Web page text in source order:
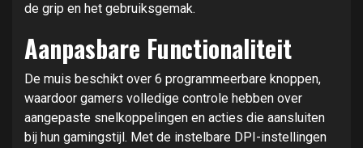
de grip en het gebruiksgemak.
Aanpasbare Functionaliteit
De muis beschikt over 6 programmeerbare knoppen,
waardoor gamers volledige controle hebben over
aangepaste snelkoppelingen en acties die aansluiten
bij hun gamingstijl. Met de instelbare DPI-instellingen